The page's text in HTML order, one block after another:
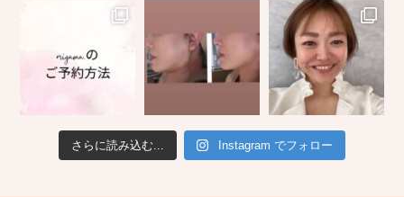
さらに読み込む... Instagram でフォロー